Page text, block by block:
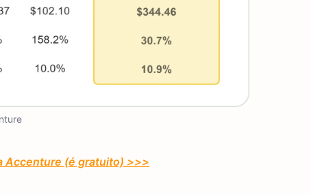
Accenture (é gratuito) >>>